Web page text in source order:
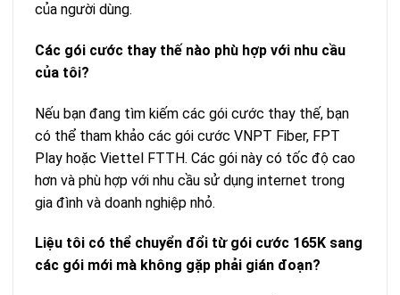
của người dùng.
Các gói cước thay thế nào phù hợp với nhu cầu
của tôi?
Nếu bạn đang tìm kiếm các gói cước thay thế, bạn
có thể tham khảo các gói cước VNPT Fiber, FPT
Play hoặc Viettel FTTH. Các gói này có tốc độ cao
hơn và phù hợp với nhu cầu sử dụng internet trong
gia đình và doanh nghiệp nhỏ.
Liệu tôi có thể chuyển đổi từ gói cước 165K sang
các gói mới mà không gặp phải gián đoạn?